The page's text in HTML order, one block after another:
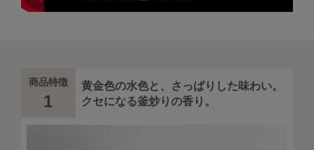
商品特徴
1
黄金色の水色と、さっぱりした味わい。
クセになる釜炒りの香り。